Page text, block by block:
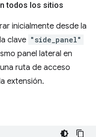
todos los sitios
inicialmente desde la
clave "side_panel"
panel lateral en
ruta de acceso
extensión.